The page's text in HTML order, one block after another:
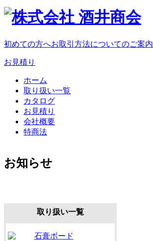
初めての方へお取引方法についてのご案内
お見積り
ホーム
取り扱い一覧
カタログ
お見積り
会社概要
特商法
お知らせ
取り扱い一覧
石膏ボード